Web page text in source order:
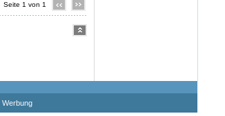
Seite 1 von 1
Werbung